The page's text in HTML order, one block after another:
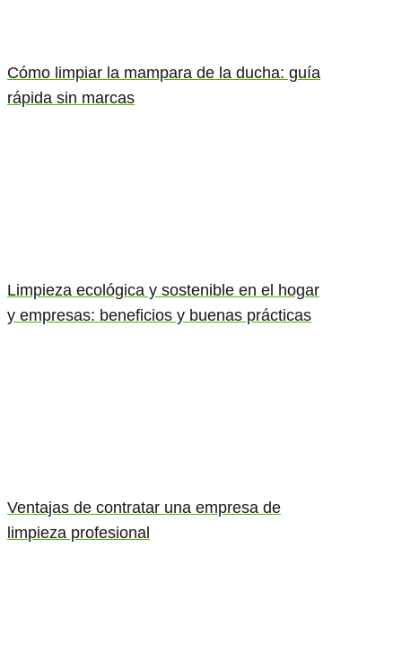
Cómo limpiar la mampara de la ducha: guía
rápida sin marcas
Limpieza ecológica y sostenible en el hogar
y empresas: beneficios y buenas prácticas
Ventajas de contratar una empresa de
limpieza profesional